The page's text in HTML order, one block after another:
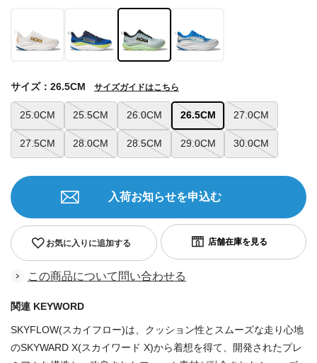
25.0CM 25.5CM 26.0CM 26.5CM 27.0CM
27.5CM 28.0CM 28.5CM 29.0CM 30.0CM
サイズ：26.5CM サイズガイドはこちら
お気に入りに追加する
入荷お知らせを申込む
この商品について問い合わせる
関連 KEYWORD
SKYFLOW(スカイフロー)は、クッション性とスムーズな走り心地
のSKYWARD X(スカイワード X)から着想を得て、開発されたプレ